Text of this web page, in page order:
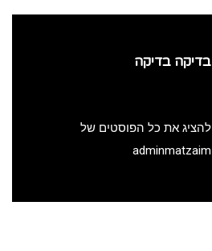
בדיקה בדיקה
להציג את כל הפוסטים של
adminmatzaim